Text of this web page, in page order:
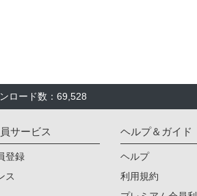
ロード数：69,528
サービス
登録
ス
ヘルプ＆ガイド
ヘルプ
利用規約